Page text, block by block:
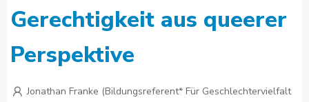
Gerechtigkeit aus queerer
Perspektive
Jonathan Franke (Bildungsreferent* Für Geschlechtervielfalt